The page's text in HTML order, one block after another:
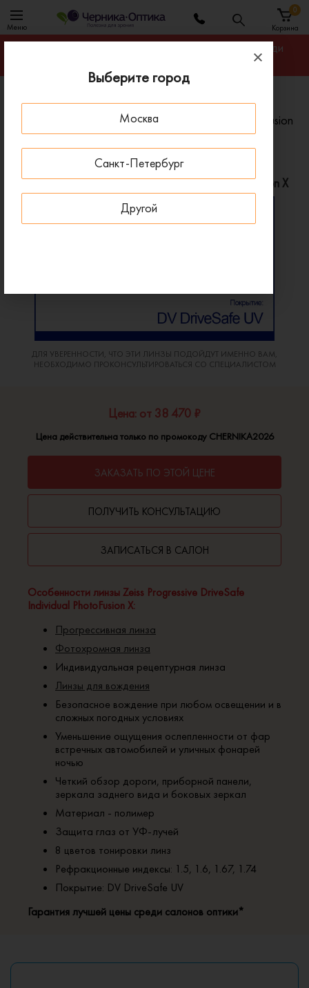
Выберите город
Москва
Санкт-Петербург
Другой
Меню Корзина
0
Гарантируем лучшую цену на линзы для очков среди
Главная
Линзы для очков
Линзы Zeiss Progressive DriveSafe Individual PhotoFusion
Линзы Zeiss Progressive DriveSafe Individual PhotoFusion X
ДЛЯ УВЕРЕННОСТИ, ЧТО ЭТИ ЛИНЗЫ ПОДОЙДУТ ИМЕННО ВАМ,
НЕОБХОДИМО ПРОКОНСУЛЬТИРОВАТЬСЯ СО СПЕЦИАЛИСТОМ
Особенности линзы Zeiss Progressive DriveSafe
Individual PhotoFusion X:
Прогрессивная линза
Фотохромная линза
Индивидуальная рецептурная линза
Линзы для вождения
Безопасное вождение при любом освещении и в
сложных погодных условиях
Уменьшение ощущения ослепленности от фар
встречных автомобилей и уличных фонарей
ночью
Четкий обзор дороги, приборной панели,
зеркала заднего вида и боковых зеркал
Материал - полимер
Защита глаз от УФ-лучей
8 цветов тонировки линз
Рефракционные индексы: 1.5, 1.6, 1.67, 1.74
Покрытие: DV DriveSafe UV
Гарантия лучшей цены среди салонов оптики*
Цена: от 38 470 ₽
Цена действительна только по промокоду CHERNIKA2026
ЗАКАЗАТЬ ПО ЭТОЙ ЦЕНЕ
ПОЛУЧИТЬ КОНСУЛЬТАЦИЮ
ЗАПИСАТЬСЯ В САЛОН